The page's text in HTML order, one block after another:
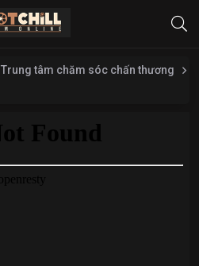
Trung tâm chăm sóc chấn thương